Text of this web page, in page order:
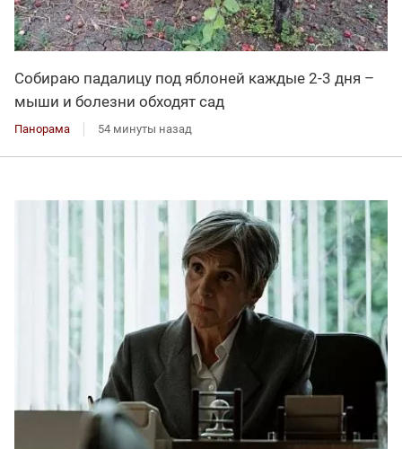
Собираю падалицу под яблоней каждые 2-3 дня –
мыши и болезни обходят сад
Панорама 54 минуты назад